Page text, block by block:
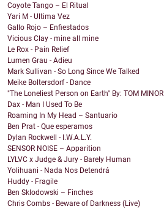
Coyote Tango – El Ritual
Yari M - Ultima Vez
Gallo Rojo – Enfiestados
Vicious Clay - mine all mine
Le Rox - Pain Relief
Lumen Grau - Adieu
Mark Sullivan - So Long Since We Talked
Meike Boltersdorf - Dance
"The Loneliest Person on Earth" By: TOM MINOR
Dax - Man I Used To Be
Roaming In My Head – Santuario
Ben Prat - Que esperamos
Dylan Rockwell - I.W.A.L.Y.
SENSOR NOISE – Apparition
LYLVC x Judge & Jury - Barely Human
Yolihuani - Nada Nos Detendrá
Huddy - Fragile
Ben Sklodowski – Finches
Chris Combs - Beware of Darkness (Live)